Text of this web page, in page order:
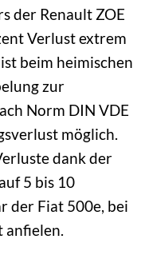
der Renault ZOE
Verlust extrem
beim heimischen
zur
Norm DIN VDE
möglich.
dank der
5 bis 10
der Fiat 500e, bei
anfielen.